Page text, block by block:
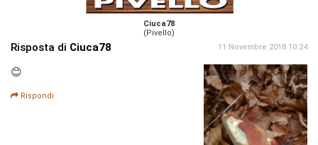
Ciuca78
(Pivello)
Risposta di Ciuca78 11 Novembre 2018 10:24
😊
Rispondi